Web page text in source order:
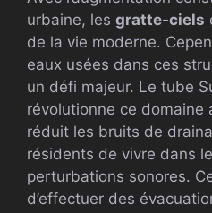
urbaine, les gratte-ciels
de la vie moderne.
eaux usées dans ces
un défi majeur. Le tube
révolutionne ce domaine
réduit les bruits de
résidents de vivre dans
perturbations sonores.
d’effectuer des